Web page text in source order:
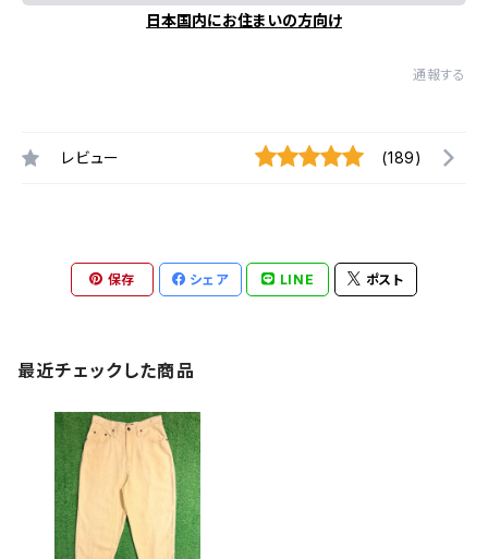
日本国内にお住まいの方向け
通報する
レビュー (189)
保存 シェア LINE ポスト
最近チェックした商品